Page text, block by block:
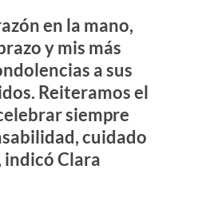
en la mano,
y mis más
a sus
Reiteramos el
siempre
cuidado
indicó Clara